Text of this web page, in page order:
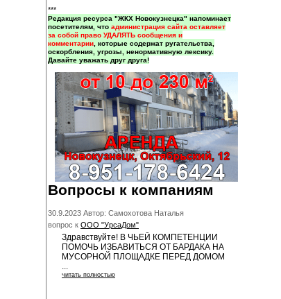
***
Редакция ресурса "ЖКХ Новокузнецка" напоминает
посетителям, что администрация сайта оставляет
за собой право УДАЛЯТЬ сообщения и
комментарии , которые содержат ругательства,
оскорбления, угрозы, ненормативную лексику.
Давайте уважать друг друга!
Вопросы к компаниям
30.9.2023 Автор: Самохотова Наталья
вопрос к ООО "УрсаДом"
Здравствуйте! В ЧЬЕЙ КОМПЕТЕНЦИИ
ПОМОЧЬ ИЗБАВИТЬСЯ ОТ БАРДАКА НА
МУСОРНОЙ ПЛОЩАДКЕ ПЕРЕД ДОМОМ
...
читать полностью